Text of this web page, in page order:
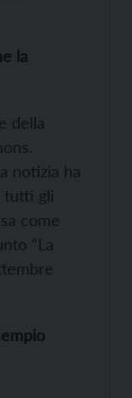
la
della
notizia ha
tutti gli
come
“La